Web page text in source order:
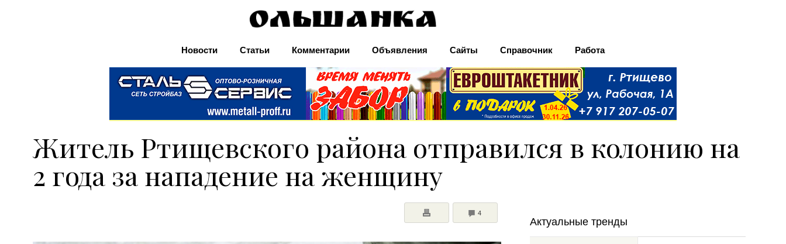
Новости Статьи Комментарии Объявления Сайты Справочник Работа
Житель Ртищевского района отправился в колонию на
2 года за нападение на женщину
4COMMENTS
Актуальные тренды